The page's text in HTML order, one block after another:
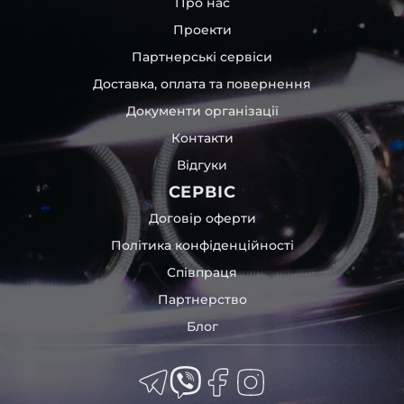
Пропонуємо як самовивіз, так і відправлення на всій
території України. А ще розрахунок у будь-який
Проекти
Партнерські сервіси
Доставка, оплата та повернення
Документи організації
Контакти
Відгуки
СЕРВІС
Договір оферти
Політика конфіденційності
Співпраця
Партнерство
Блог